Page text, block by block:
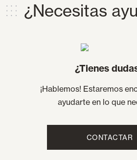
¿Necesitas
¿Tienes
¡Hablemos! Estaremos
ayudarte en lo que
CONTACTAR